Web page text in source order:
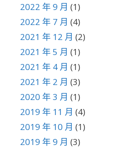
2022 年 9 月 (1)
2022 年 7 月 (4)
2021 年 12 月 (2)
2021 年 5 月 (1)
2021 年 4 月 (1)
2021 年 2 月 (3)
2020 年 3 月 (1)
2019 年 11 月 (4)
2019 年 10 月 (1)
2019 年 9 月 (3)